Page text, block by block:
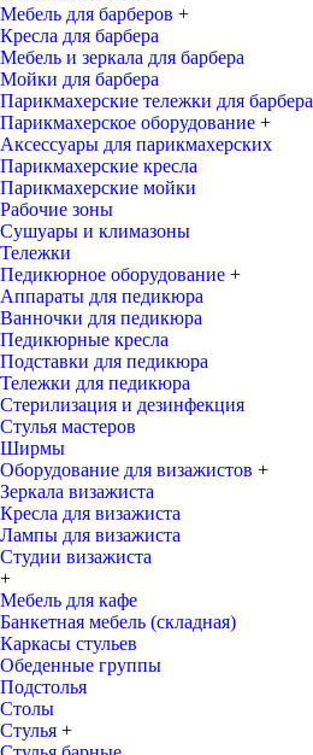
Мебель для барберов +
Кресла для барбера
Мебель и зеркала для барбера
Мойки для барбера
Парикмахерские тележки для барбера
Парикмахерское оборудование +
Аксессуары для парикмахерских
Парикмахерские кресла
Парикмахерские мойки
Рабочие зоны
Сушуары и климазоны
Тележки
Педикюрное оборудование +
Аппараты для педикюра
Ванночки для педикюра
Педикюрные кресла
Подставки для педикюра
Тележки для педикюра
Стерилизация и дезинфекция
Стулья мастеров
Ширмы
Оборудование для визажистов +
Зеркала визажиста
Кресла для визажиста
Лампы для визажиста
Студии визажиста
+
Мебель для кафе
Банкетная мебель (складная)
Каркасы стульев
Обеденные группы
Подстолья
Столы
Стулья +